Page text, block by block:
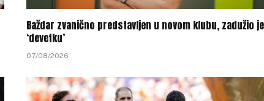
Baždar zvanično predstavljen u novom klubu, zadužio je
‘devetku’
07/08/2026